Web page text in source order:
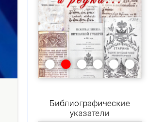
••••••
Библиографические
указатели